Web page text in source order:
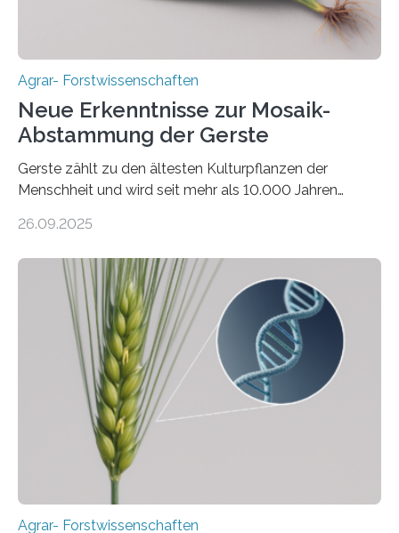
Agrar- Forstwissenschaften
Neue Erkenntnisse zur Mosaik-
Abstammung der Gerste
Gerste zählt zu den ältesten Kulturpflanzen der
Menschheit und wird seit mehr als 10.000 Jahren
einzigen Ort domestiziert wurde. Eine neue Studie eines
Instituts für Pflanzengenetik und
Kulturpflanzenforschung (IPK) zeigt, dass die heutige
Gerste aus verschiedenen Wildpopulationen im
sogenannten Fruchtbaren Halbmond hervorgegangen
ist. Sie besitzt also eine Art „Mosaik-Abstammung“. Die
Ergebnisse der Studie wurden heute in der
Fachzeitschrift „Nature“ veröffentlicht. Die
Forschungsgruppe hat die Evolution und…
26.09.2025
Agrar- Forstwissenschaften